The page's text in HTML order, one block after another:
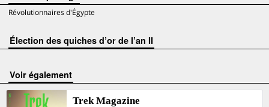
Révolutionnaires d'Égypte
Élection des quiches d’or de l’an II
voir également
Trek Magazine